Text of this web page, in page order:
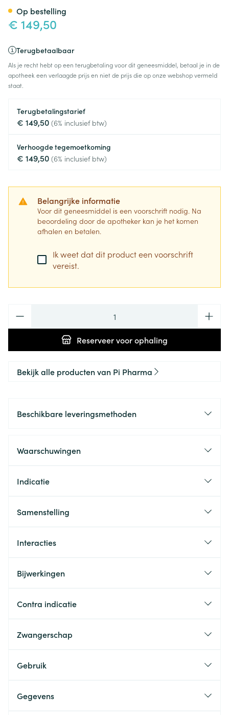
€ 149,50
Terugbetaalbaar
Als je recht hebt op een terugbetaling voor dit geneesmiddel, betaal je in de
apotheek een verlaagde prijs en niet de prijs die op onze webshop vermeld
staat.
Terugbetalingstarief
€ 149,50 (6% inclusief btw)
Verhoogde tegemoetkoming
€ 149,50 (6% inclusief btw)
Belangrijke informatie
Voor dit geneesmiddel is een voorschrift nodig. Na
beoordeling door de apotheker kan je het komen
afhalen en betalen.
Ik weet dat dit product een voorschrift
vereist.
Reserveervoor ophaling
Op bestelling
Bekijk alle producten van Pi Pharma
Beschikbare leveringsmethoden
Waarschuwingen
Indicatie
Samenstelling
Interacties
Bijwerkingen
Contra indicatie
Zwangerschap
Gebruik
Gegevens